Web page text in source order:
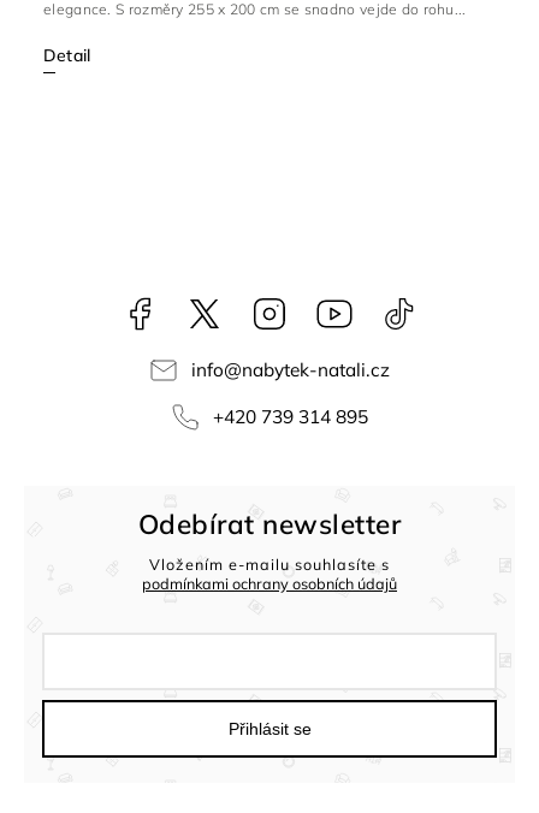
Detail
elegance. S rozměry 255 x 200 cm se snadno vejde do rohu...
Facebook NataliNabytek
Instagram YouTube
info@nabytek-natali.cz
+420 739 314 895
Odebírat newsletter
Vložením e-mailu souhlasíte s
podmínkami ochrany osobních údajů
Přihlásit se